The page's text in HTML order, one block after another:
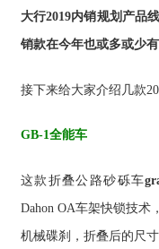
大行2019内销规划产品
销款在今年也或多或少有
接下来给大家介绍几款
GB-1全能车
这款折叠公路砂砾车
Dahon OA车架快锁技术
机械碟刹，折叠后的尺寸